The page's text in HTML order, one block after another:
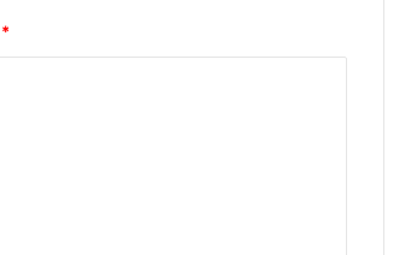
*